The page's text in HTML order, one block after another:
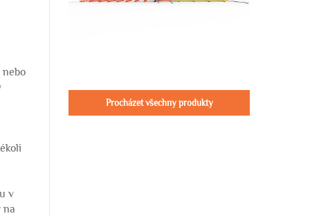
v
na
Procházet všechny produkty